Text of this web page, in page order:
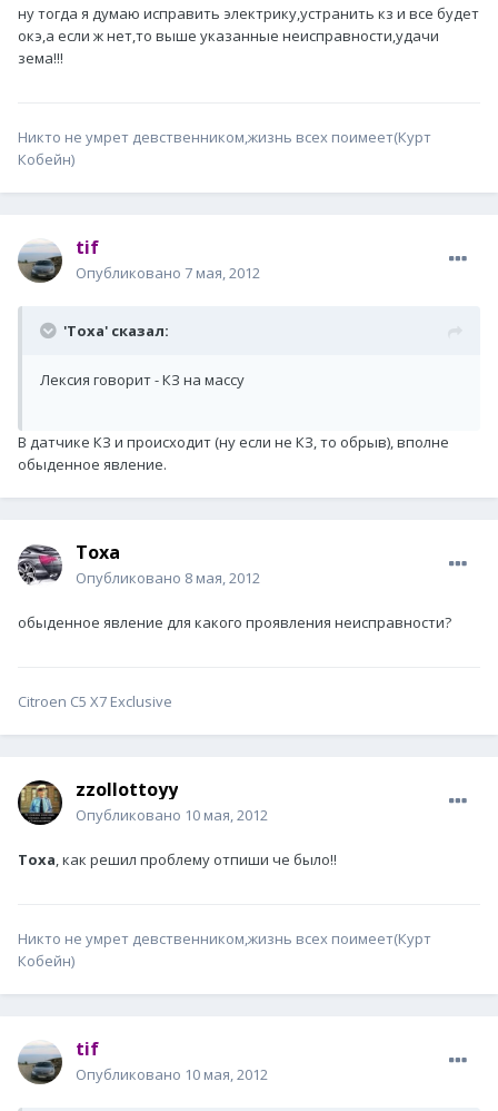
ну тогда я думаю исправить электрику,устранить кз и все будет
окэ,а если ж нет,то выше указанные неисправности,удачи
зема!!!
Никто не умрет девственником,жизнь всех поимеет(Курт
Кобейн)
tif
Опубликовано 7 мая, 2012
'Toxa' сказал:
Лексия говорит - КЗ на массу
В датчике КЗ и происходит (ну если не КЗ, то обрыв), вполне
обыденное явление.
Toxa
Опубликовано 8 мая, 2012
обыденное явление для какого проявления неисправности?
Citroen С5 X7 Exclusive
zzollottoyy
Опубликовано 10 мая, 2012
Toxa, как решил проблему отпиши че было!!
Никто не умрет девственником,жизнь всех поимеет(Курт
Кобейн)
tif
Опубликовано 10 мая, 2012